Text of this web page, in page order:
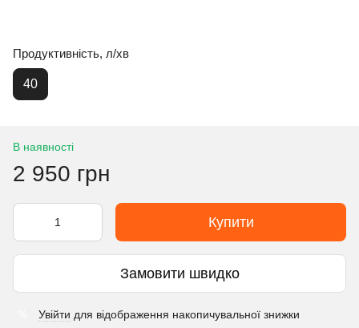
Продуктивність, л/хв
40
В наявності
2 950 грн
Купити
Замовити швидко
Увійти для відображення накопичувальної знижки